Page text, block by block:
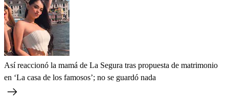
Así reaccionó la mamá de La Segura tras propuesta de matrimonio
en ‘La casa de los famosos’; no se guardó nada